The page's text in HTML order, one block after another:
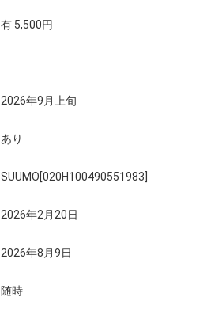
有 5,500円
2026年9月上旬
あり
SUUMO[020H100490551983]
2026年2月20日
2026年8月9日
随時